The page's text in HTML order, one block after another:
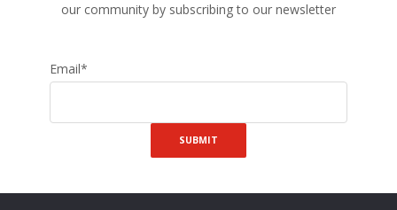
our community by subscribing to our newsletter
Email*
SUBMIT